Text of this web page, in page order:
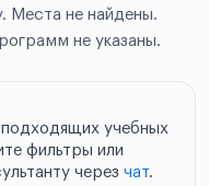
Места не найдены.
не указаны.
учебных
фильтры или
через чат.